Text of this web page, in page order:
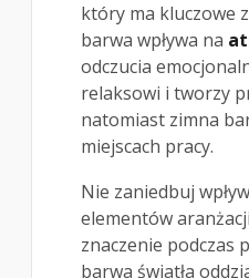
który ma kluczowe
barwa wpływa na
odczucia
relaksowi i tworzy
natomiast zimna
miejscach pracy.
Nie zaniedbuj
elementów
znaczenie podczas
barwa światła